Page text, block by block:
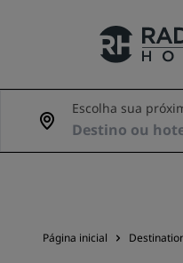
Nossas marcas
Escolha sua
Página inicial